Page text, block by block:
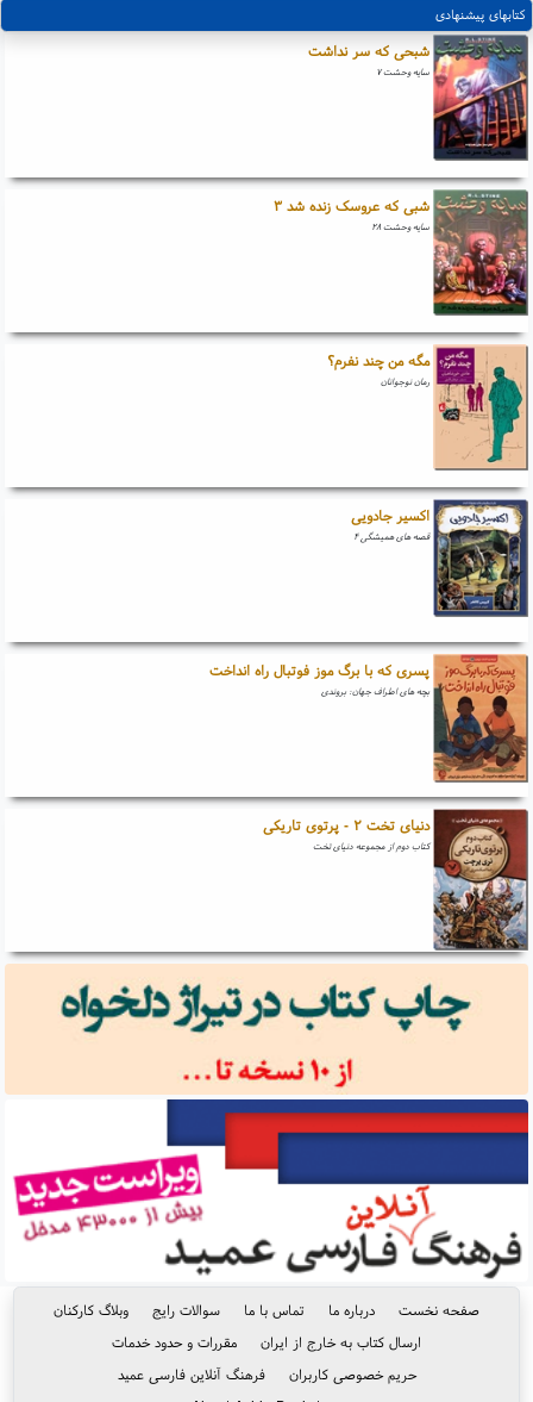
کتابهای پیشنهادی
شبحی که سر نداشت
سایه وحشت ۷
شبی که عروسک زنده شد ۳
سایه وحشت ۲۸
مگه من چند نفرم؟
رمان نوجوانان
اکسیر جادویی
قصه های همیشگی ۴
پسری که با برگ موز فوتبال راه انداخت
بچه های اطراف جهان: بروندی
دنیای تخت ۲ - پرتوی تاریکی
کتاب دوم از مجموعه دنیای تخت
صفحه نخست درباره ما تماس با ما سوالات رایج
وبلاگ کارکنان
ارسال کتاب به خارج از ایران
مقررات و حدود خدمات
حریم خصوصی کاربران
فرهنگ آنلاین فارسی عمید